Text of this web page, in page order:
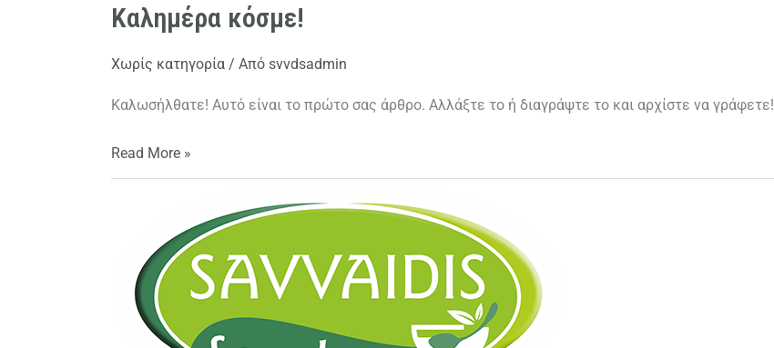
Καλημέρα κόσμε!
Χωρίς κατηγορία / Από svvdsadmin
Καλωσήλθατε! Αυτό είναι το πρώτο σας άρθρο. Αλλάξτε το ή διαγράψτε το και αρχίστε να γράφετε!
Read More »